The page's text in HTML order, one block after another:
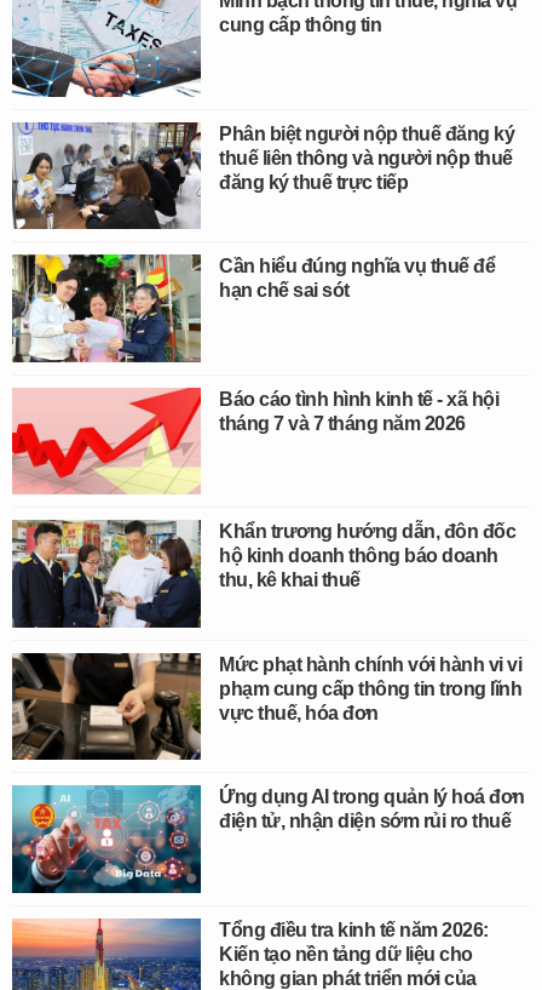
cung cấp thông tin
Phân biệt người nộp thuế đăng ký
thuế liên thông và người nộp thuế
đăng ký thuế trực tiếp
Cần hiểu đúng nghĩa vụ thuế để
hạn chế sai sót
Báo cáo tình hình kinh tế - xã hội
tháng 7 và 7 tháng năm 2026
Khẩn trương hướng dẫn, đôn đốc
hộ kinh doanh thông báo doanh
thu, kê khai thuế
Mức phạt hành chính với hành vi vi
phạm cung cấp thông tin trong lĩnh
vực thuế, hóa đơn
Ứng dụng AI trong quản lý hoá đơn
điện tử, nhận diện sớm rủi ro thuế
Tổng điều tra kinh tế năm 2026:
Kiến tạo nền tảng dữ liệu cho
không gian phát triển mới của